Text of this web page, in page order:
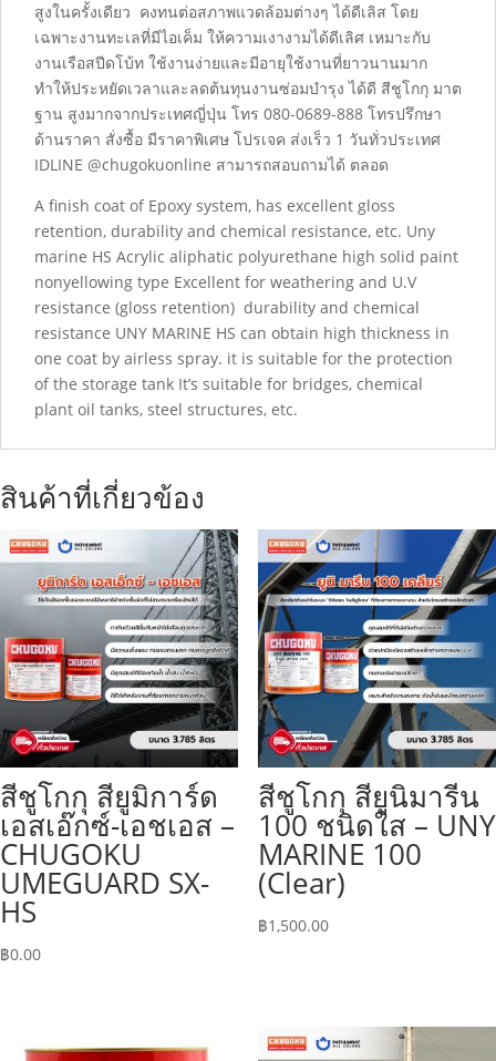
สูงในครั้งเดียว คงทนต่อสภาพแวดล้อมต่างๆ ได้ดีเลิส โดย
เฉพาะงานทะเลที่มีไอเค็ม ให้ความเงางามได้ดีเลิศ เหมาะกับ
งานเรือสปีดโบ้ท ใช้งานง่ายและมีอายุใช้งานที่ยาวนานมาก
ทำให้ประหยัดเวลาและลดต้นทุนงานซ่อมบำรุง ได้ดี สีชูโกกุ มาต
ฐาน สูงมากจากประเทศญี่ปุ่น โทร 080-0689-888 โทรปรึกษา
ด้านราคา สั่งซื้อ มีราคาพิเศษ โปรเจค ส่งเร็ว 1 วันทั่วประเทศ
IDLINE @chugokuonline สามารถสอบถามได้ ตลอด
A finish coat of Epoxy system, has excellent gloss
retention, durability and chemical resistance, etc. Uny
marine HS Acrylic aliphatic polyurethane high solid paint
nonyellowing type Excellent for weathering and U.V
resistance (gloss retention) durability and chemical
resistance UNY MARINE HS can obtain high thickness in
one coat by airless spray. it is suitable for the protection
of the storage tank It’s suitable for bridges, chemical
plant oil tanks, steel structures, etc.
สินค้าที่เกี่ยวข้อง
สีชูโกกุ สียูมิการ์ด
เอสเอ๊กซ์-เอชเอส –
CHUGOKU
UMEGUARD SX-
HS
฿0.00
สีชูโกกุ สียูนิมารีน
100 ชนิดใส – UNY
MARINE 100
(Clear)
฿1,500.00